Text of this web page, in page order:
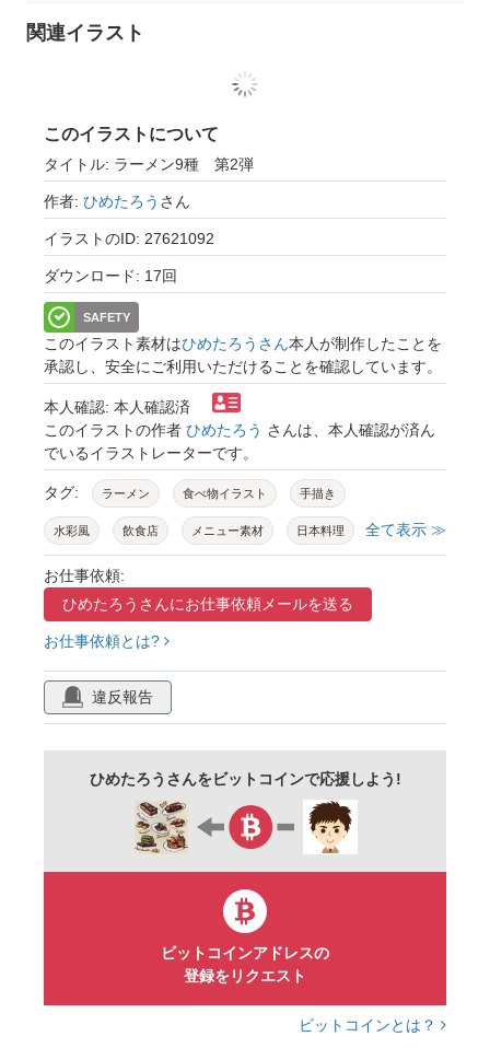
関連イラスト
このイラストについて
タイトル: ラーメン9種 第2弾
作者: ひめたろう さん
イラストのID: 27621092
ダウンロード: 17回
SAFETY
このイラスト素材はひめたろうさん本人が制作したことを
承認し、安全にご利用いただけることを確認しています。
本人確認: 本人確認済
このイラストの作者 ひめたろう さんは、本人確認が済ん
でいるイラストレーターです。
タグ: ラーメン 食べ物イラスト 手描き
水彩風 飲食店 メニュー素材 日本料理
中華料理
麺類 セット素材 グルメ
グルメイラスト
チャーシュー 煮卵
海苔 背脂 味玉
サムネイル 販促素材
全て表示 ≫
お仕事依頼:
ひめたろうさんにお仕事依頼メールを送る
お仕事依頼とは?
違反報告
ひめたろうさんをビットコインで応援しよう!
ビットコインアドレスの
登録をリクエスト
ビットコインとは？